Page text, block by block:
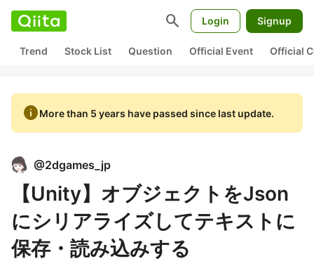
search Login Signup
Trend Stock List Question Official Event Official
infoMore than 5 years have passed since last update.
@2dgames_jp
【Unity】オブジェクトをJson
にシリアライズしてテキストに
保存・読み込みする